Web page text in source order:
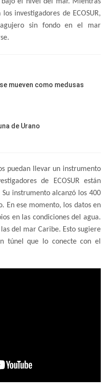
investigadores de ECOSUR,
sin fondo en el mar
mueven como medusas
de Urano
puedan llevar un instrumento
de ECOSUR están
instrumento alcanzó los 400
En ese momento, los datos en
en las condiciones del agua.
del mar Caribe. Esto sugiere
túnel que lo conecte con el